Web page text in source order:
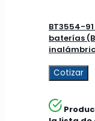
BT3554-
baterías
Cotizar